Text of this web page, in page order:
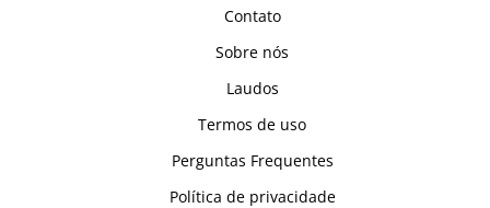
Contato
Sobre nós
Laudos
Termos de uso
Perguntas Frequentes
Política de privacidade